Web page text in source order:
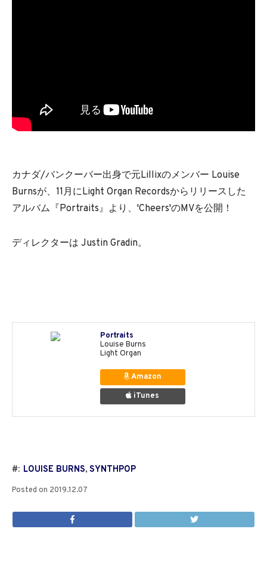
カナダ/バンクーバー出身で元Lillixのメンバー Louise
Burnsが、11月にLight Organ Recordsからリリースした
アルバム『Portraits』より、'Cheers'のMVを公開！
ディレクターは Justin Gradin。
Portraits
Louise Burns
Light Organ
Amazon
iTunes
#: LOUISE BURNS, SYNTHPOP
Posted on 2019.12.07